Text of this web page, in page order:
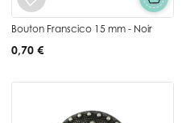
Bouton Franscico 15 mm - Noir
0,70 €